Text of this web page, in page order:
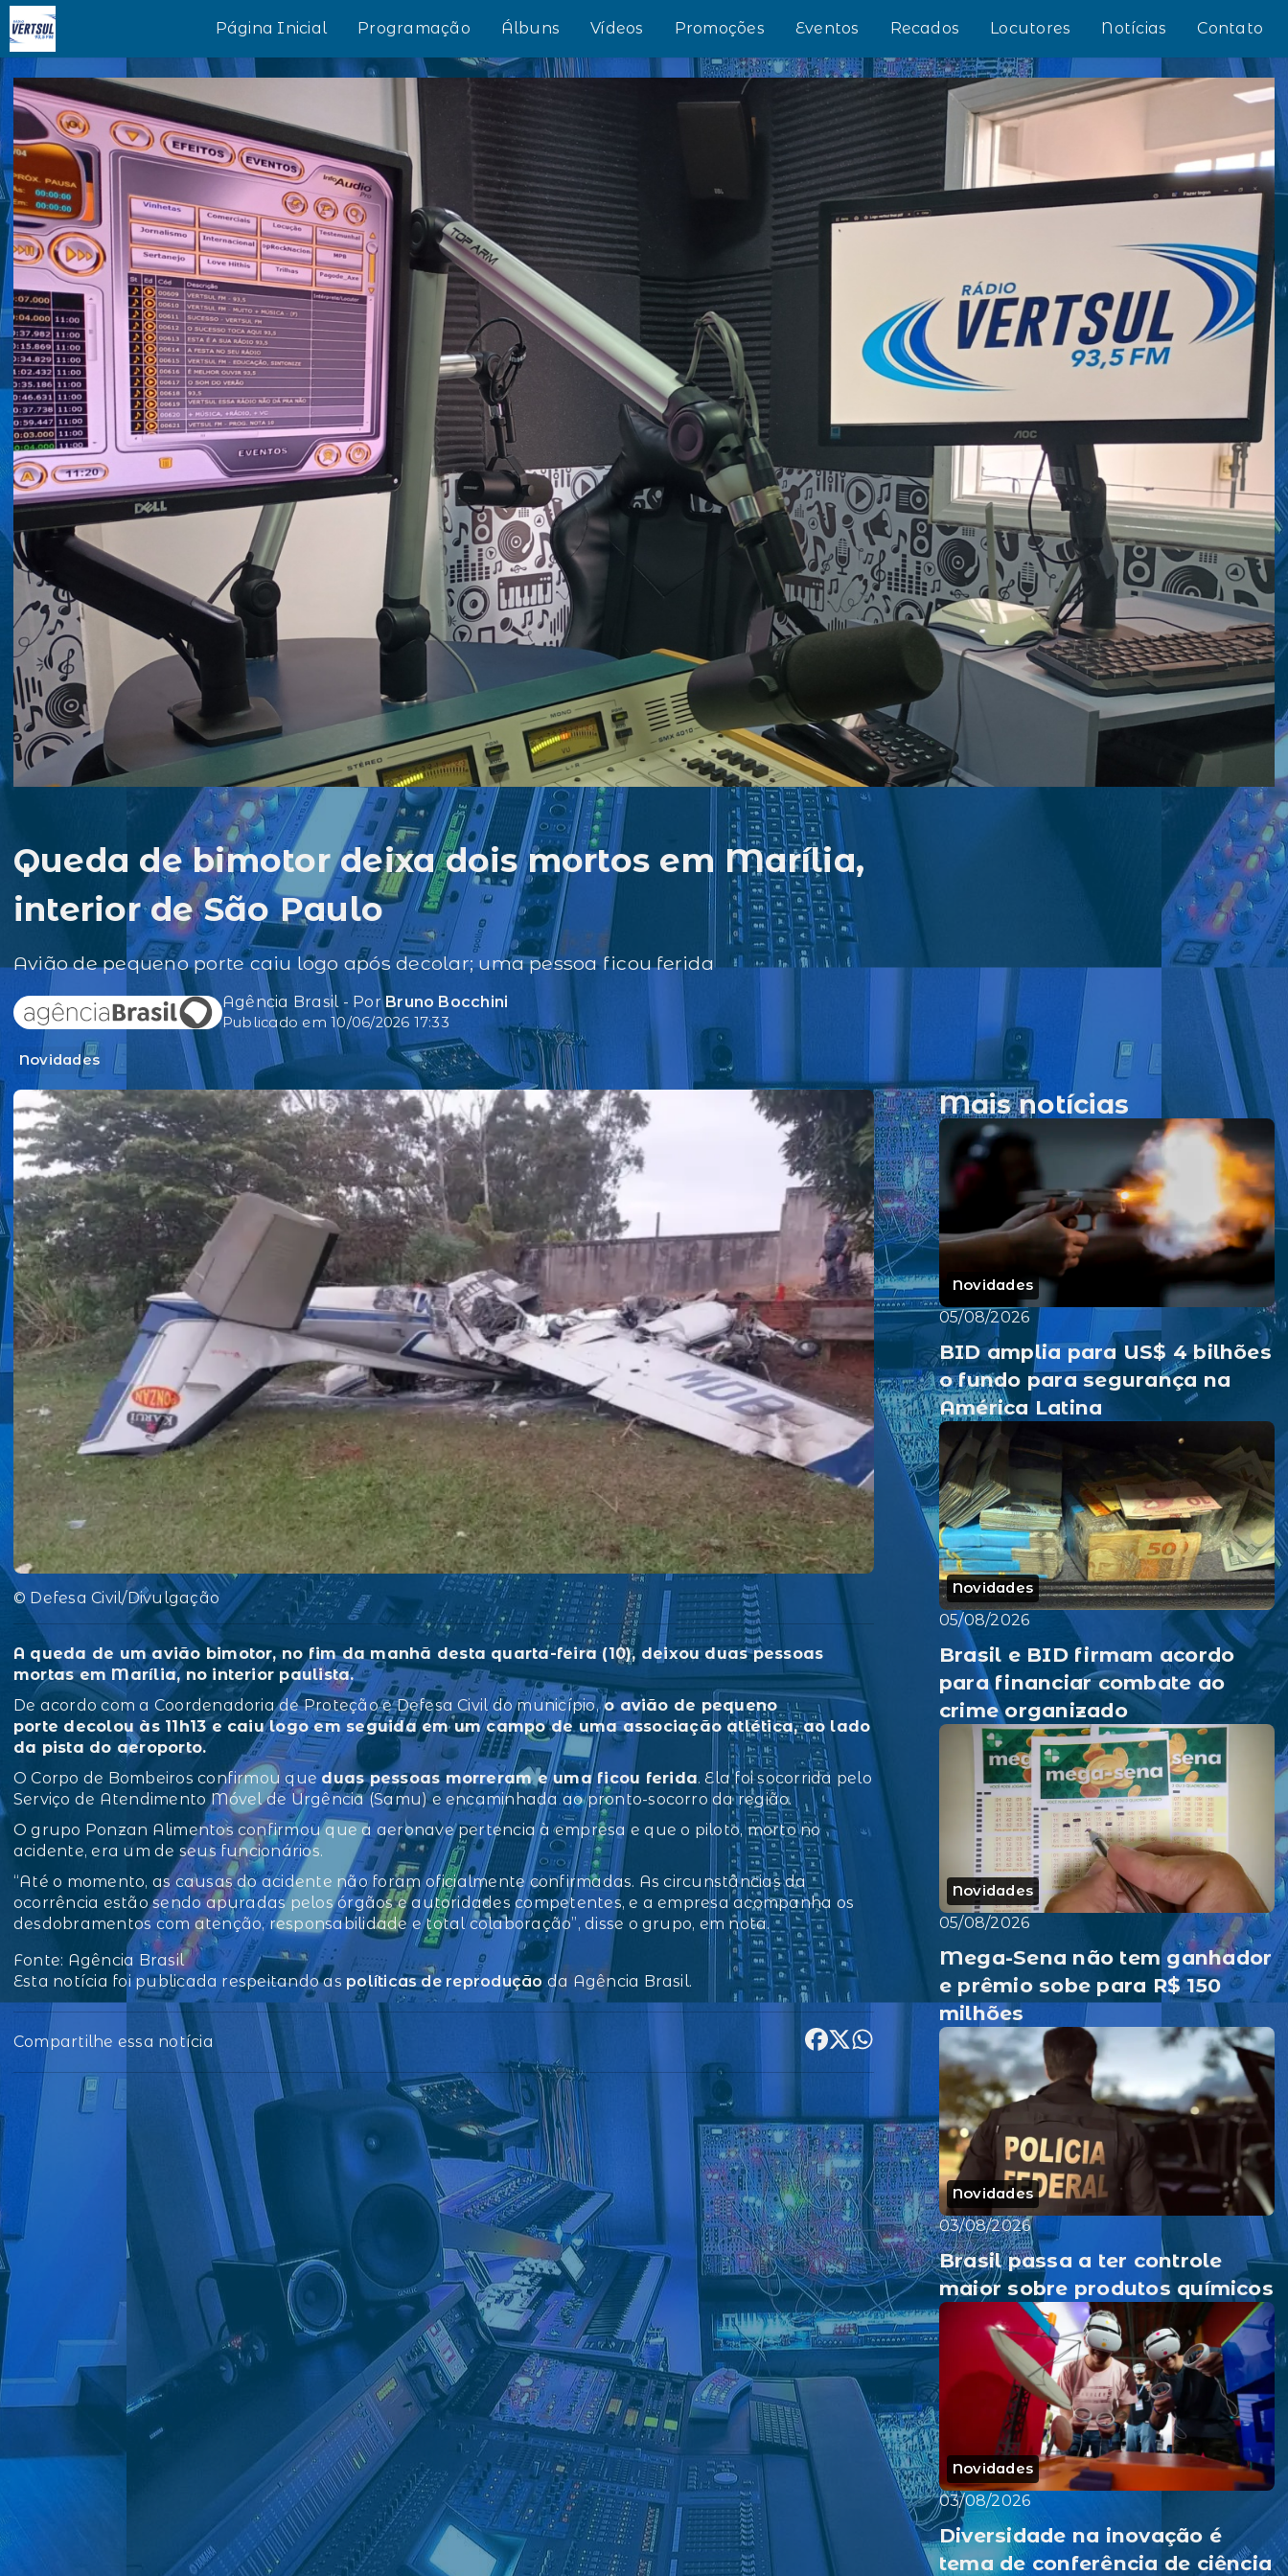
Página Inicial Programação Álbuns Vídeos Promoções Eventos Recados Locutores Notícias Contato
Queda de bimotor deixa dois mortos em Marília,
interior de São Paulo
Avião de pequeno porte caiu logo após decolar; uma pessoa ficou ferida
Agência Brasil - Por Bruno Bocchini
Publicado em 10/06/2026 17:33
Novidades
© Defesa Civil/Divulgação
A queda de um avião bimotor, no fim da manhã desta quarta-feira (10), deixou duas pessoas
mortas em Marília, no interior paulista.
De acordo com a Coordenadoria de Proteção e Defesa Civil do município,o avião de pequeno
porte decolou às 11h13 e caiu logo em seguida em um campo de uma associação atlética, ao lado
da pista do aeroporto.
O Corpo de Bombeiros confirmou que duas pessoas morreram e uma ficou ferida. Ela foi socorrida pelo
Serviço de Atendimento Móvel de Urgência (Samu) e encaminhada ao pronto-socorro da região.
O grupo Ponzan Alimentos confirmou que a aeronave pertencia à empresa e que o piloto, morto no
acidente, era um de seus funcionários.
“Até o momento, as causas do acidente não foram oficialmente confirmadas. As circunstâncias da
ocorrência estão sendo apuradas pelos órgãos e autoridades competentes, e a empresa acompanha os
desdobramentos com atenção, responsabilidade e total colaboração”, disse o grupo, em nota.
Fonte: Agência Brasil
Esta notícia foi publicada respeitando as políticas de reproduçãoda Agência Brasil.
Compartilhe essa notícia
Mais notícias
Novidades
05/08/2026
BID amplia para US$ 4 bilhões
o fundo para segurança na
América Latina
Novidades
05/08/2026
Brasil e BID firmam acordo
para financiar combate ao
crime organizado
Novidades
05/08/2026
Mega-Sena não tem ganhador
e prêmio sobe para R$ 150
milhões
Novidades
03/08/2026
Brasil passa a ter controle
maior sobre produtos químicos
Novidades
03/08/2026
Diversidade na inovação é
tema de conferência de ciência